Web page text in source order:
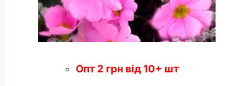
Опт 2 грн від 10+ шт